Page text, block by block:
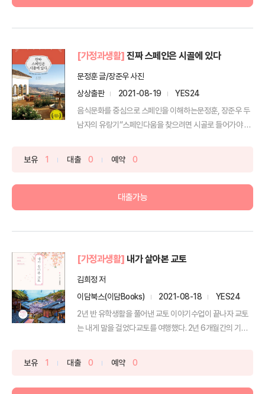
[가정과생활] 진짜 스페인은 시골에 있다
문정훈 글/장준우 사진
상상출판
2021-08-19
YES24
음식문화를 중심으로 스페인을 이해하는문정훈, 장준우 두
남자의 유랑기“스페인다움을 찾으려면 시골로 들어가야 한
보유 1 대출 0 예약 0
대출가능
[가정과생활] 내가 살아본 교토
김희정 저
이담북스(이담Books)
2021-08-18
YES24
2년 반 유학생활을 풀어낸 교토 이야기수업이 끝나자 교토
는 내게 말을 걸었다교토를 여행했다. 2년 6개월간의 기나
보유 1 대출 0 예약 0